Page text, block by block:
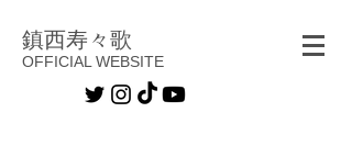
鎮西寿々歌
OFFICIAL WEBSITE